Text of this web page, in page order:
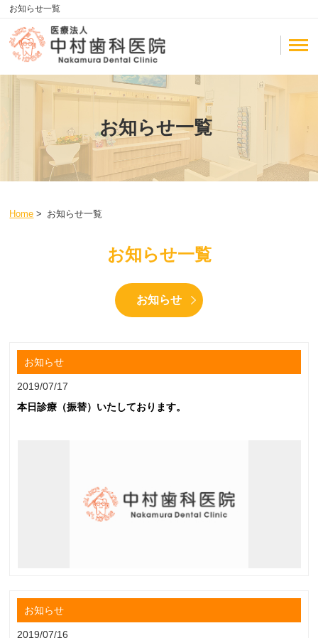
お知らせ一覧
お知らせ一覧
Home > お知らせ一覧
お知らせ一覧
お知らせ
お知らせ
2019/07/17
本日診療（振替）いたしております。
お知らせ
2019/07/16